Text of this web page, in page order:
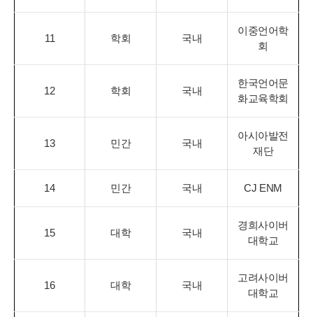
11 학회 국내
이중언어학
회
12 학회 국내
한국언어문
화교육학회
13 민간 국내
아시아발전
재단
14 민간 국내 CJ ENM
15 대학 국내
경희사이버
대학교
16 대학 국내
고려사이버
대학교